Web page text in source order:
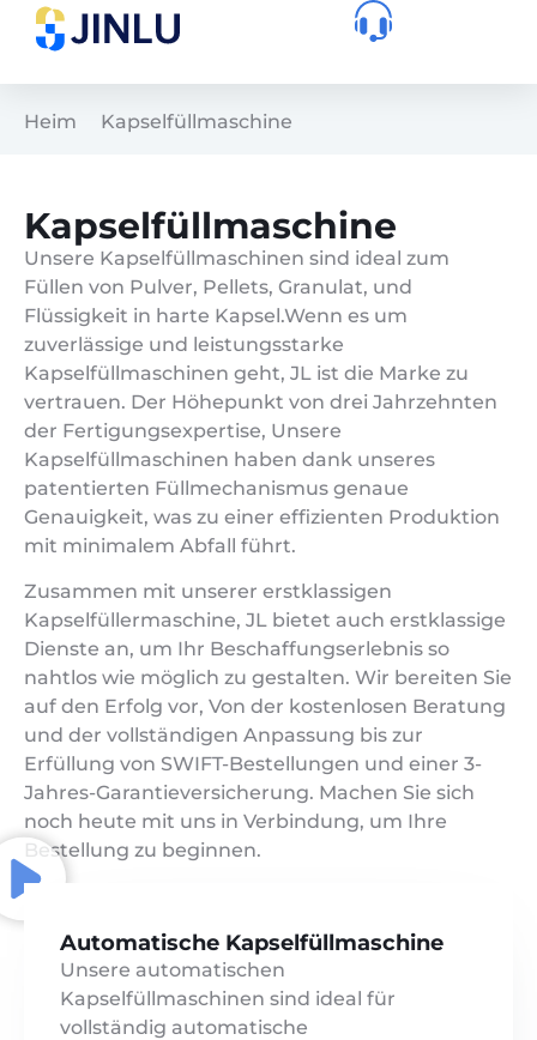
Heim Kapselfüllmaschine
Kapselfüllmaschine
Unsere Kapselfüllmaschinen sind ideal zum
Füllen von Pulver, Pellets, Granulat, und
Flüssigkeit in harte Kapsel.Wenn es um
zuverlässige und leistungsstarke
Kapselfüllmaschinen geht, JL ist die Marke zu
vertrauen. Der Höhepunkt von drei Jahrzehnten
der Fertigungsexpertise, Unsere
Kapselfüllmaschinen haben dank unseres
patentierten Füllmechanismus genaue
Genauigkeit, was zu einer effizienten Produktion
mit minimalem Abfall führt.
Zusammen mit unserer erstklassigen
Kapselfüllermaschine, JL bietet auch erstklassige
Dienste an, um Ihr Beschaffungserlebnis so
nahtlos wie möglich zu gestalten. Wir bereiten Sie
auf den Erfolg vor, Von der kostenlosen Beratung
und der vollständigen Anpassung bis zur
Erfüllung von SWIFT-Bestellungen und einer 3-
Jahres-Garantieversicherung. Machen Sie sich
noch heute mit uns in Verbindung, um Ihre
Bestellung zu beginnen.
Automatische Kapselfüllmaschine
Unsere automatischen
Kapselfüllmaschinen sind ideal für
vollständig automatische